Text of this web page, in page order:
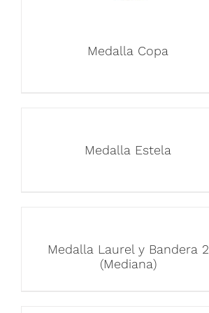
Medalla Copa
Medalla Estela
Medalla Laurel y Bandera 2
(Mediana)